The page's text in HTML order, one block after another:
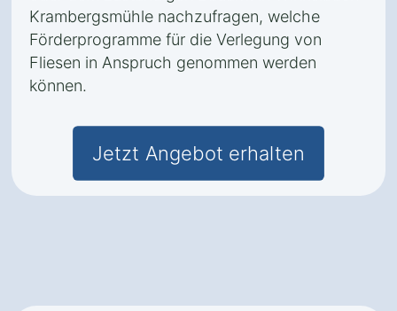
Krambergsmühle nachzufragen, welche
Förderprogramme für die Verlegung von
Fliesen in Anspruch genommen werden
können.
Jetzt Angebot erhalten